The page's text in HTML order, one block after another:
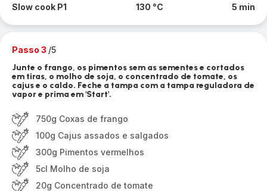
Slow cook P1 130 °C 5 min
Passo 3 /5
Junte o frango, os pimentos sem as sementes e cortados
em tiras, o molho de soja, o concentrado de tomate, os
cajus e o caldo. Feche a tampa com a tampa reguladora de
vapor e prima em 'Start'.
750g Coxas de frango
100g Cajus assados e salgados
300g Pimentos vermelhos
5cl Molho de soja
20g Concentrado de tomate